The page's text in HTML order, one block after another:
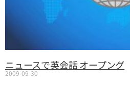
ニュースで英会話 オープング
2009-09-30